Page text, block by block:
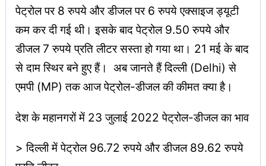
पेट्रोल पर 8 रुपये और डीजल पर 6 रुपये एक्साइज ड्यूटी
कम कर दी गई थी। इसके बाद पेट्रोल 9.50 रुपये और
डीजल 7 रुपये प्रति लीटर सस्ता हो गया था। 21 मई के बाद
से दाम स्थिर बने हुए हैं। अब जानते हैं दिल्ली (Delhi) से
एमपी (MP) तक आज पेट्रोल-डीजल की कीमत क्या है।
देश के महानगरों में 23 जुलाई 2022 पेट्रोल-डीजल का भाव
> दिल्ली में पेट्रोल 96.72 रुपये और डीजल 89.62 रुपये